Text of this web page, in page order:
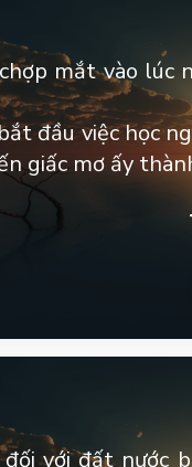
mắt vào lúc
đầu việc học
giấc mơ ấy
với đất nước